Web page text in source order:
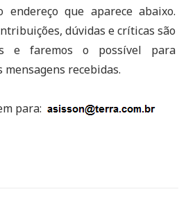
endereço que aparece abaixo.
dúvidas e críticas são
e faremos o possível para
recebidas.
para: